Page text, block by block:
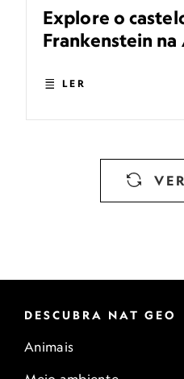
Explore o
Frankenstein na
LER
DESCUBRA NAT GEO
Animais